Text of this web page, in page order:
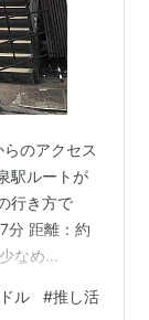
のアクセス
駅ルートが
行き方で
距離：約
少なめ⸻
らず、目の
ル #推し活